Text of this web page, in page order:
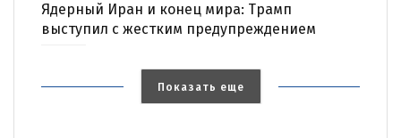
Ядерный Иран и конец мира: Трамп
выступил с жестким предупреждением
Показать еще